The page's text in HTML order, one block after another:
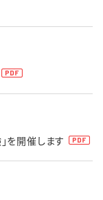
を開催します